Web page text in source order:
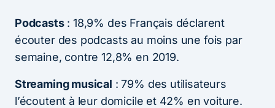
Podcasts: 18,9% des Français déclarent
écouter des podcasts au moins une fois par
semaine, contre 12,8% en 2019.
Streaming musical : 79% des utilisateurs
l’écoutent à leur domicile et 42% en voiture.